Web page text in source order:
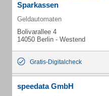
Sparkassen
Geldautomaten
Bolivarallee 4
14050 Berlin - Westend
Gratis-Digitalcheck
speedata GmbH